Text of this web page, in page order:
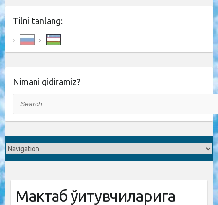
Tilni tanlang:
Nimani qidiramiz?
Мактаб ўқитувчиларига